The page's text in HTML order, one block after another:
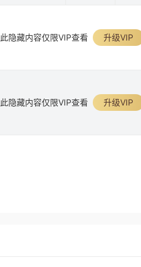
此隐藏内容仅限VIP查看 升级VIP
此隐藏内容仅限VIP查看 升级VIP